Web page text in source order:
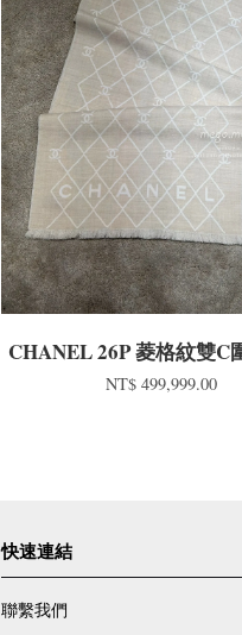
CHANEL 26P 菱格紋雙C
NT$ 499,999.00
快速連結
聯繫我們